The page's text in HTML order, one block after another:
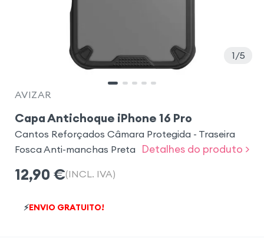
1 5
AVIZAR
Capa Antichoque iPhone 16 Pro
Cantos Reforçados Câmara Protegida - Traseira
Fosca Anti-manchas Preta
Detalhes do produto >
12,90 €(INCL. IVA)
⚡ENVIO GRATUITO!